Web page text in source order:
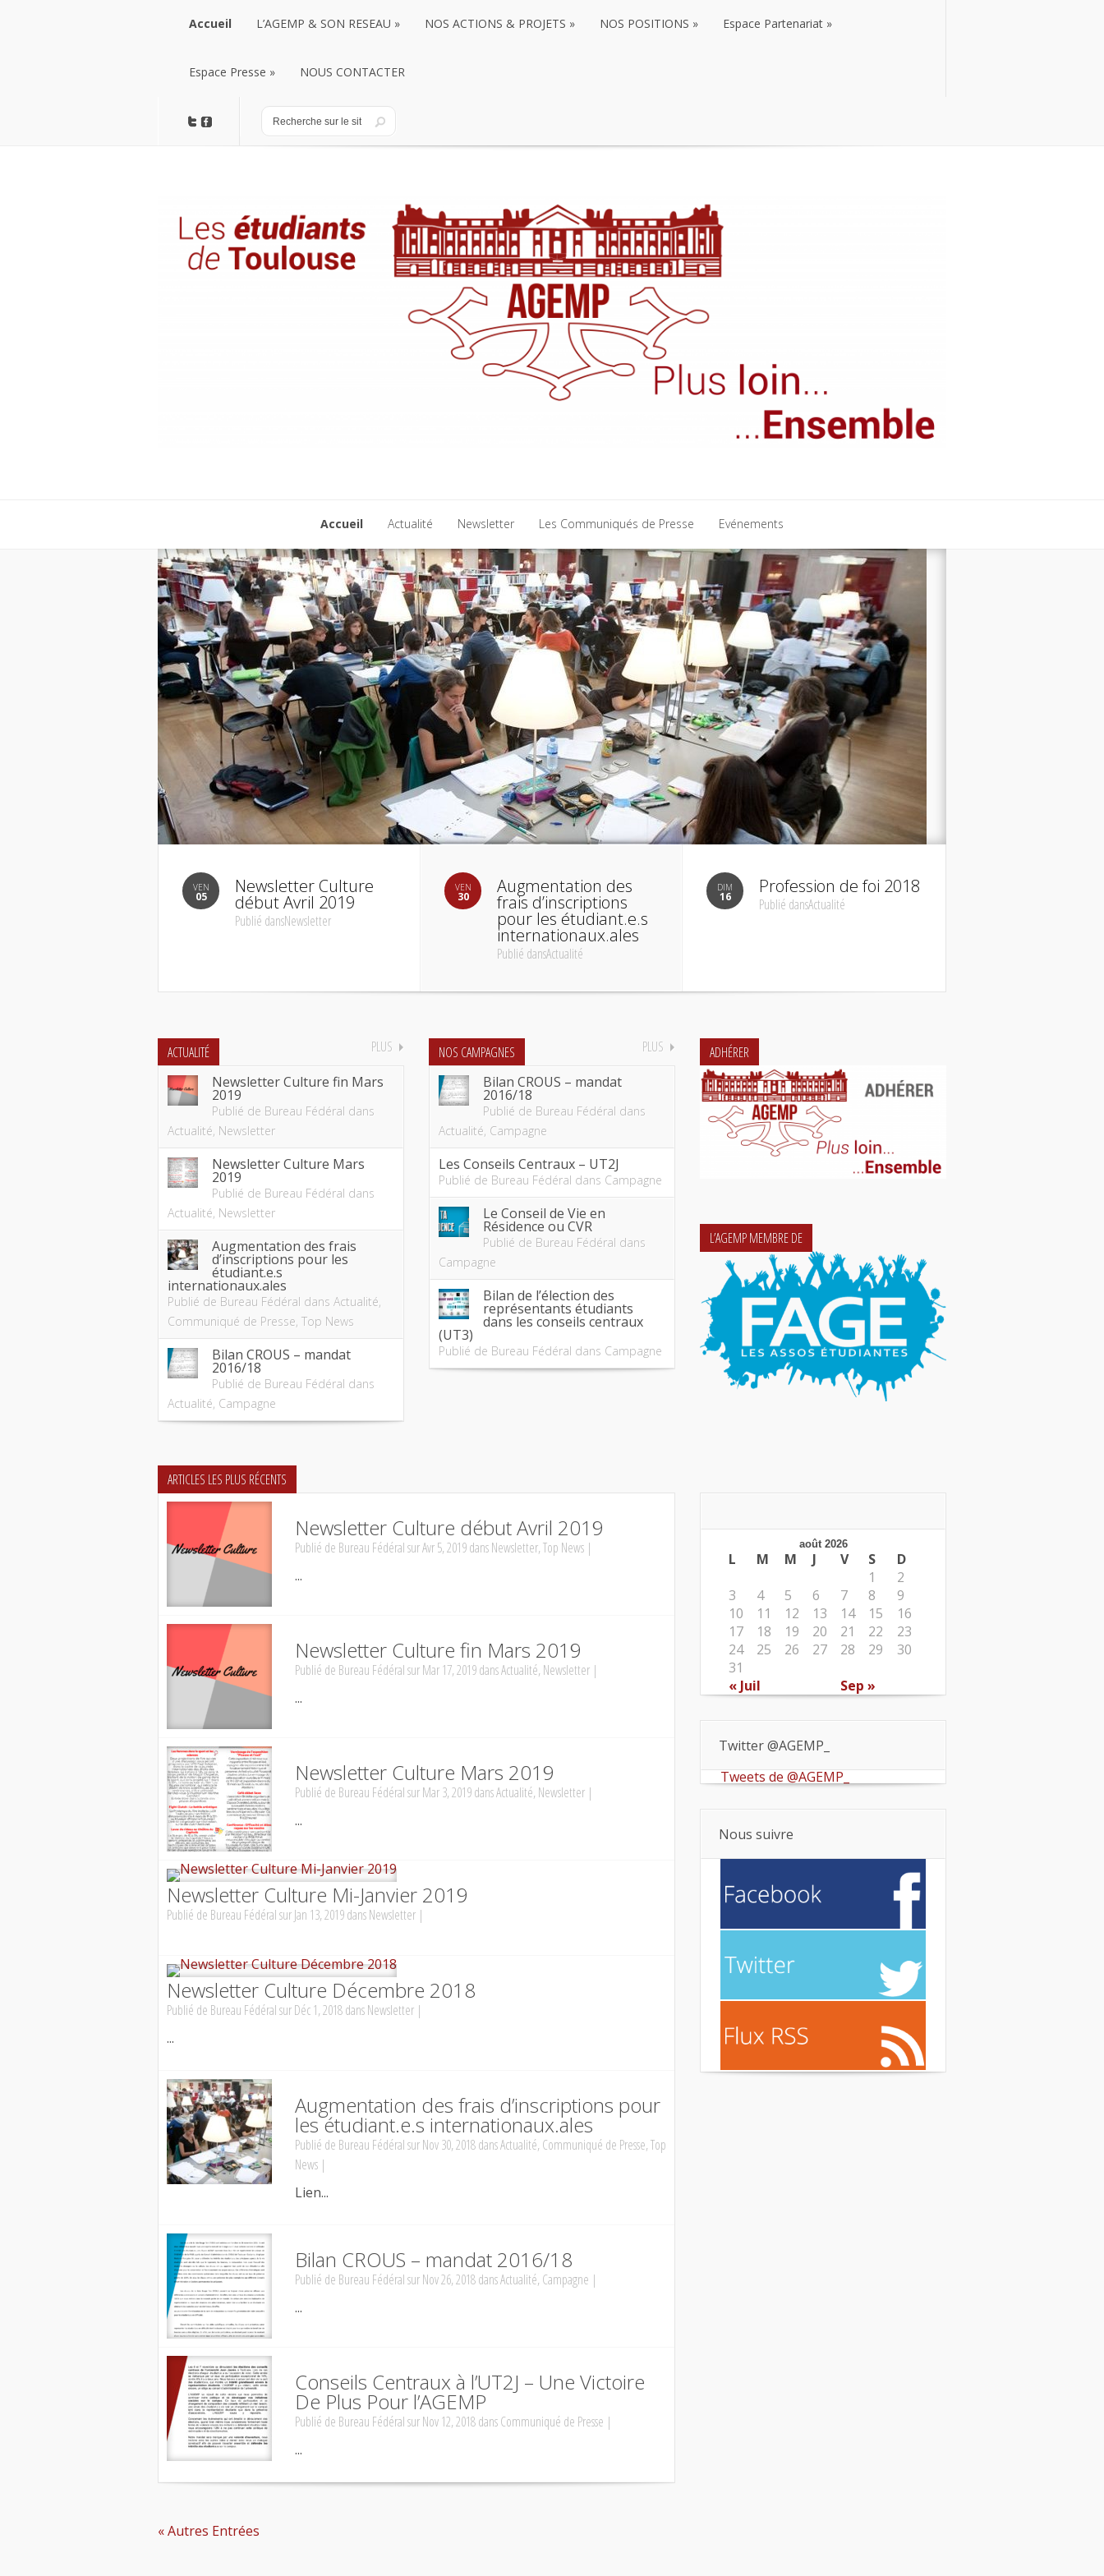
Accueil
Accueil
L’AGEMP & SON RESEAU »
L’AGEMP & SON RESEAU»
NOS ACTIONS & PROJETS » NOS POSITIONS » Espace Partenariat »
Espace Presse »
Espace Presse »
NOUS CONTACTER
NOUS CONTACTER
Accueil
Accueil
Actualité
Actualité
Newsletter
Newsletter
Les Communiqués de Presse
Les Communiqués de Presse
Evénements
Evénements
VEN
05 Newsletter Culture
début Avril 2019
Publié dansNewsletter
VEN
30 Augmentation des
frais d’inscriptions
pour les étudiant.e.s
internationaux.ales
Publié dansActualité
DIM
16 Profession de foi 2018
Publié dansActualité
ACTUALITÉ
PLUS
Newsletter Culture fin Mars
2019
Publié de Bureau Fédéral dans
Actualité, Newsletter
Newsletter Culture Mars
2019
Publié de Bureau Fédéral dans
Actualité, Newsletter
Augmentation des frais
d’inscriptions pour les
étudiant.e.s
internationaux.ales
Publié de Bureau Fédéral dans Actualité,
Communiqué de Presse, Top News
Bilan CROUS – mandat
2016/18
Publié de Bureau Fédéral dans
Actualité, Campagne
NOS CAMPAGNES
PLUS
Bilan CROUS – mandat
2016/18
Publié de Bureau Fédéral dans
Actualité, Campagne
Les Conseils Centraux – UT2J
Publié de Bureau Fédéral dans Campagne
Le Conseil de Vie en
Résidence ou CVR
Publié de Bureau Fédéral dans
Campagne
Bilan de l’élection des
représentants étudiants
dans les conseils centraux
(UT3)
Publié de Bureau Fédéral dans Campagne
ADHÉRER
L’AGEMP MEMBRE DE
ARTICLES LES PLUS RÉCENTS
Newsletter Culture début Avril 2019
Publié de Bureau Fédéralsur Avr 5, 2019 dansNewsletter,Top News |
...
Newsletter Culture fin Mars 2019
Publié de Bureau Fédéralsur Mar 17, 2019 dansActualité, Newsletter |
...
Newsletter Culture Mars 2019
Publié de Bureau Fédéralsur Mar 3, 2019 dansActualité, Newsletter |
...
Newsletter Culture Mi-Janvier 2019
Publié de Bureau Fédéralsur Jan 13, 2019 dansNewsletter |
Newsletter Culture Décembre 2018
Publié de Bureau Fédéralsur Déc 1, 2018 dansNewsletter |
...
Augmentation des frais d’inscriptions pour
les étudiant.e.s internationaux.ales
Publié de Bureau Fédéralsur Nov 30, 2018 dansActualité, Communiqué de Presse,Top
News |
Lien...
Bilan CROUS – mandat 2016/18
Publié de Bureau Fédéralsur Nov 26, 2018 dansActualité, Campagne |
...
Conseils Centraux à l’UT2J – Une Victoire
De Plus Pour l’AGEMP
Publié de Bureau Fédéralsur Nov 12, 2018 dansCommuniqué de Presse |
...
« Autres Entrées
août 2026
L M M J V S
D
1
2
3
4 5 6 7 8
9
10
11 12 13 14 15
16
17
18 19 20 21 22
23
24
25 26 27 28 29
30
31
« Juil
Sep »
Twitter @AGEMP_
Tweets de @AGEMP_
Nous suivre